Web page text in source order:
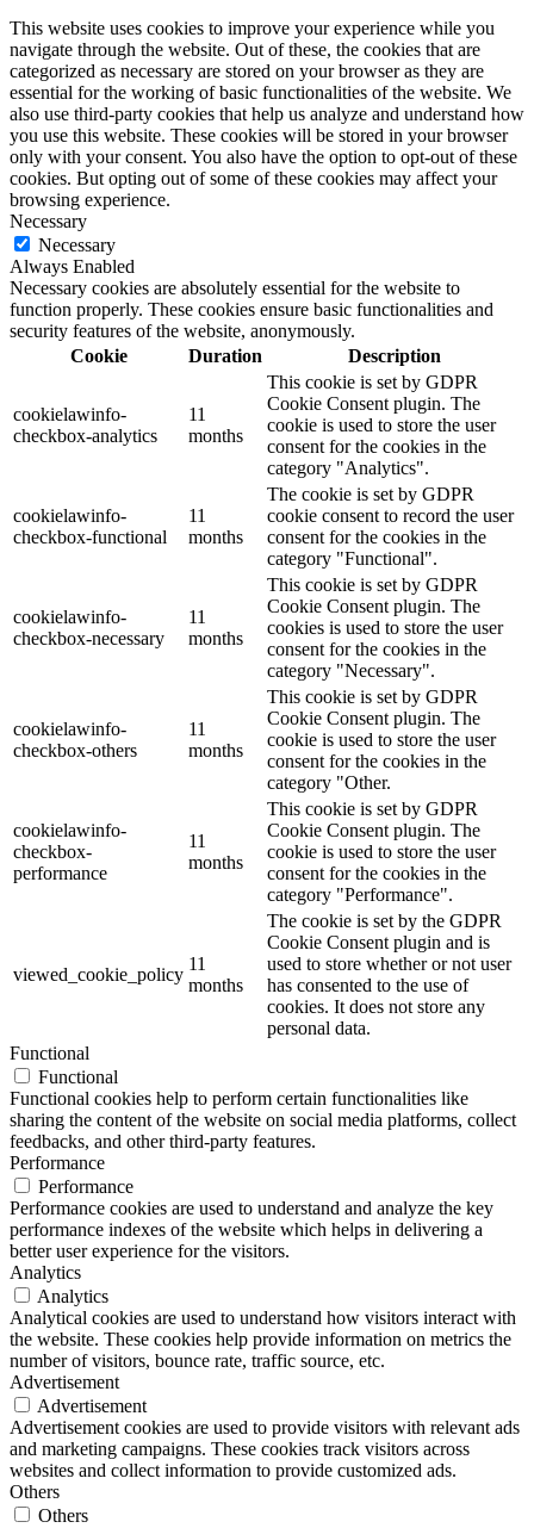
This website uses cookies to improve your experience while you
navigate through the website. Out of these, the cookies that are
categorized as necessary are stored on your browser as they are
essential for the working of basic functionalities of the website. We
also use third-party cookies that help us analyze and understand how
you use this website. These cookies will be stored in your browser
only with your consent. You also have the option to opt-out of these
cookies. But opting out of some of these cookies may affect your
browsing experience.
Necessary
Necessary
Always Enabled
Necessary cookies are absolutely essential for the website to
function properly. These cookies ensure basic functionalities and
security features of the website, anonymously.
Cookie
Duration Description
cookielawinfo-
checkbox-analytics
11
months
This cookie is set by GDPR
Cookie Consent plugin. The
cookie is used to store the user
consent for the cookies in the
category "Analytics".
cookielawinfo-
checkbox-functional
11
months
The cookie is set by GDPR
cookie consent to record the user
consent for the cookies in the
category "Functional".
cookielawinfo-
checkbox-necessary
11
months
This cookie is set by GDPR
Cookie Consent plugin. The
cookies is used to store the user
consent for the cookies in the
category "Necessary".
cookielawinfo-
checkbox-others
11
months
This cookie is set by GDPR
Cookie Consent plugin. The
cookie is used to store the user
consent for the cookies in the
category "Other.
cookielawinfo-
checkbox-
performance
11
months
This cookie is set by GDPR
Cookie Consent plugin. The
cookie is used to store the user
consent for the cookies in the
category "Performance".
viewed_cookie_policy
11
months
The cookie is set by the GDPR
Cookie Consent plugin and is
used to store whether or not user
has consented to the use of
cookies. It does not store any
personal data.
Functional
Functional
Functional cookies help to perform certain functionalities like
sharing the content of the website on social media platforms, collect
feedbacks, and other third-party features.
Performance
Performance
Performance cookies are used to understand and analyze the key
performance indexes of the website which helps in delivering a
better user experience for the visitors.
Analytics
Analytics
Analytical cookies are used to understand how visitors interact with
the website. These cookies help provide information on metrics the
number of visitors, bounce rate, traffic source, etc.
Advertisement
Advertisement
Advertisement cookies are used to provide visitors with relevant ads
and marketing campaigns. These cookies track visitors across
websites and collect information to provide customized ads.
Others
Others